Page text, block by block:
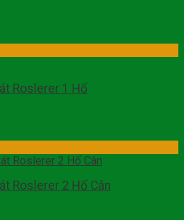
Roslerer 1 Hố
Roslerer 2 Hố Cân